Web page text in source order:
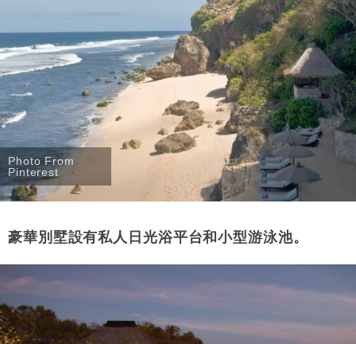
Photo From
Pinterest
豪華別墅設有私人日光浴平台和小型游泳池。